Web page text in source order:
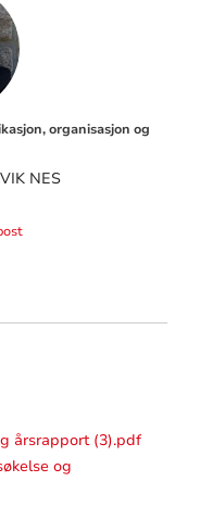
organisasjon og
NES
årsrapport (3).pdf
og